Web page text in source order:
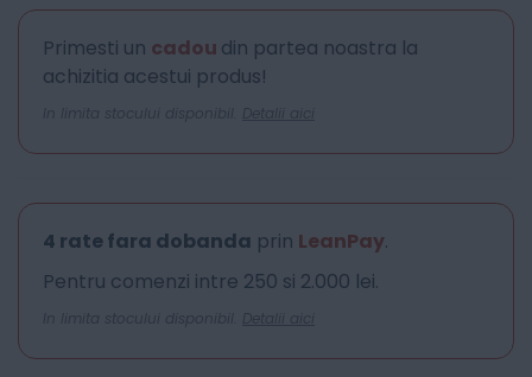
Primesti un cadou din partea noastra la
achizitia acestui produs!
In limita stocului disponibil. Detalii aici
4 rate fara dobanda prin LeanPay.
Pentru comenzi intre 250 si 2.000 lei.
In limita stocului disponibil. Detalii aici